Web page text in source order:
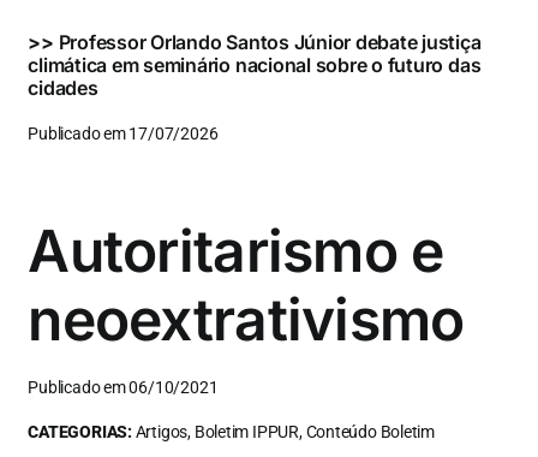
>> Professor Orlando Santos Júnior debate justiça
climática em seminário nacional sobre o futuro das
cidades
Publicado em 17/07/2026
Autoritarismo e
neoextrativismo
Publicado em 06/10/2021
CATEGORIAS:Artigos, Boletim IPPUR, Conteúdo Boletim